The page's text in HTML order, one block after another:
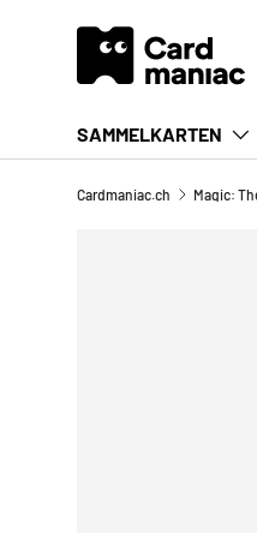
DIREKT ZUM INHALT
SAMMELKARTEN
Cardmaniac.ch